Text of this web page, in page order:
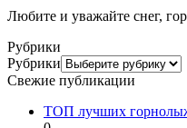
Любите и уважайте снег,
Рубрики
Рубрики
Свежие публикации
ТОП лучших